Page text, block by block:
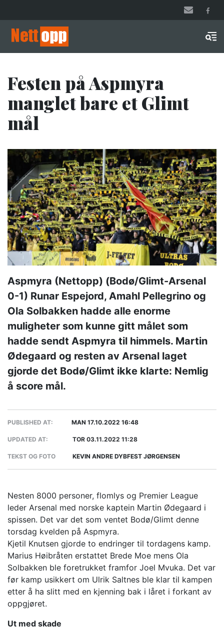
til
hovedinnhold
Festen på Aspmyra
manglet bare et Glimt
mål
Aspmyra (Nettopp) (Bodø/Glimt-Arsenal
0-1) Runar Espejord, Amahl Pellegrino og
Ola Solbakken hadde alle enorme
muligheter som kunne gitt målet som
hadde sendt Aspmyra til himmels. Martin
Ødegaard og resten av Arsenal laget
gjorde det Bodø/Glimt ikke klarte: Nemlig
å score mål.
PUBLISHED AT: MAN 17.10.2022 16:48
UPDATED AT: TOR 03.11.2022 11:28
TEKST OG FOTO KEVIN ANDRE DYBFEST JØRGENSEN
Nesten 8000 personer, flomlys og Premier League
leder Arsenal med norske kaptein Martin Ødegaard i
spissen. Det var det som ventet Bodø/Glimt denne
torsdag kvelden på Aspmyra.
Kjetil Knutsen gjorde to endringer til tordagens kamp.
Marius Høibråten erstattet Brede Moe mens Ola
Solbakken ble foretrukket framfor Joel Mvuka. Det var
før kamp usikkert om Ulrik Saltnes ble klar til kampen
etter å ha slitt med en kjenning bak i låret i forkant av
oppgjøret.
Ut med skade